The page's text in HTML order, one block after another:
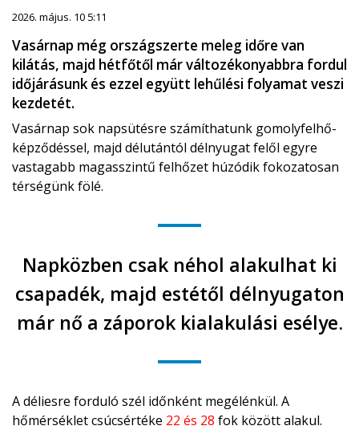
2026. május. 10 5:11
Vasárnap még országszerte meleg időre van
kilátás, majd hétfőtől már változékonyabbra fordul
időjárásunk és ezzel együtt lehűlési folyamat veszi
kezdetét.
Vasárnap sok napsütésre számíthatunk gomolyfelhő-
képződéssel, majd délutántól délnyugat felől egyre
vastagabb magasszintű felhőzet húzódik fokozatosan
térségünk fölé.
Napközben csak néhol alakulhat ki
csapadék, majd estétől délnyugaton
már nő a záporok kialakulási esélye.
A déliesre forduló szél időnként megélénkül. A
hőmérséklet csúcsértéke 22 és 28 fok között alakul.